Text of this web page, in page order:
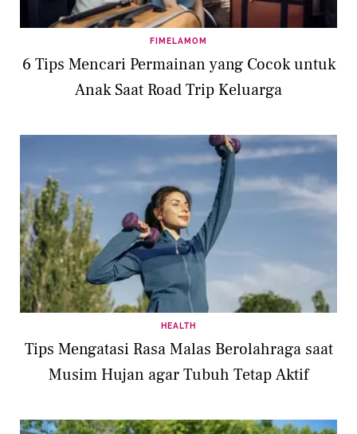
FIMELAMOM
6 Tips Mencari Permainan yang Cocok untuk
Anak Saat Road Trip Keluarga
HEALTH
Tips Mengatasi Rasa Malas Berolahraga saat
Musim Hujan agar Tubuh Tetap Aktif